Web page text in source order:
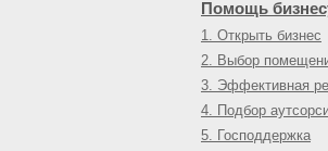
Помощь
1. Открыть бизнес
2. Выбор
3. Эффективная
4. Подбор
5. Господдержка